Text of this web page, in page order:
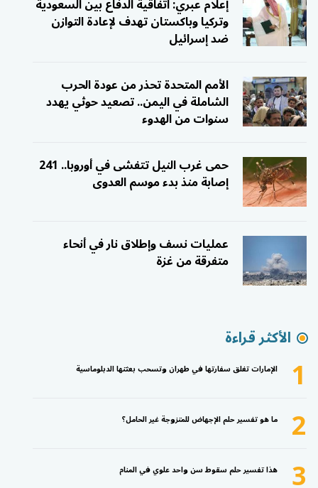
إعلام عبري: اتفاقية الدفاع بين السعودية
وتركيا وباكستان تهدف لإعادة التوازن
ضد إسرائيل
الأمم المتحدة تحذر من عودة الحرب
الشاملة في اليمن.. تصعيد حوثي يهدد
سنوات من الهدوء
حمى غرب النيل تتفشى في أوروبا.. 241
إصابة منذ بدء موسم العدوى
عمليات نسف وإطلاق نار في أنحاء
متفرقة من غزة
الأكثر قراءة
1 الإمارات تغلق سفارتها في طهران وتسحب بعثتها الدبلوماسية
2 ما هو تفسير حلم الإجهاض للمتزوجة غير الحامل؟
هذا تفسير حلم سقوط سن واحد علوي في المنام